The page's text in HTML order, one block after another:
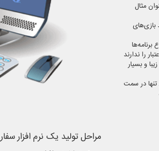
مثال
بازی‌های
برنامه‌ها
را ندارند
و بسیار
تنها در سمت
مراحل تولید یک نرم افزار